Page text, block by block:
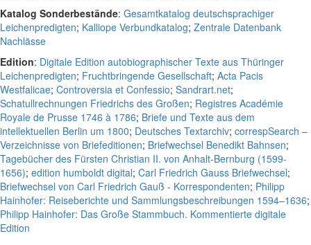
Katalog Sonderbestände: Gesamtkatalog deutschsprachiger
Leichenpredigten; Kalliope Verbundkatalog; Zentrale Datenbank
Nachlässe
Edition: Digitale Edition autobiographischer Texte aus Thüringer
Leichenpredigten; Fruchtbringende Gesellschaft; Acta Pacis
Westfalicae; Controversia et Confessio; Sandrart.net;
Schatullrechnungen Friedrichs des Großen; Registres Académie
Royale de Prusse 1746 à 1786; Briefe und Texte aus dem
intellektuellen Berlin um 1800; Deutsches Textarchiv; correspSearch –
Verzeichnisse von Briefeditionen; Briefwechsel Benedikt Bahnsen;
Tagebücher des Fürsten Christian II. von Anhalt-Bernburg (1599-
1656); edition humboldt digital; Carl Friedrich Gauss Briefwechsel;
Briefwechsel von Carl Friedrich Gauß - Korrespondenten; Philipp
Hainhofer: Reiseberichte und Sammlungsbeschreibungen 1594–1636;
Philipp Hainhofer: Das Große Stammbuch. Kommentierte digitale
Edition